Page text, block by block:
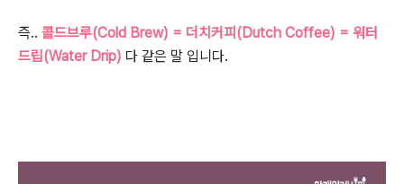
즉.. 콜드브루(Cold Brew) = 더치커피(Dutch Coffee) = 워터
드립(Water Drip) 다 같은 말 입니다.